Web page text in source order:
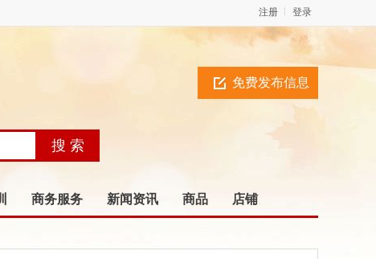
登录
注册
免费发布信息
商务服务 新闻资讯 商品 店铺